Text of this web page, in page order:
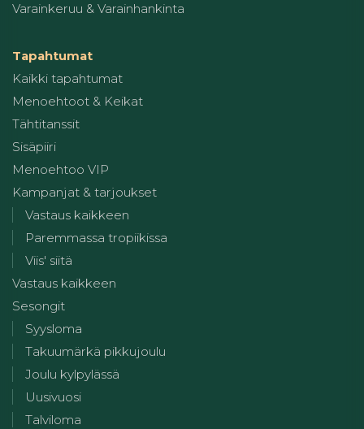
Varainkeruu & Varainhankinta
Tapahtumat
Kaikki tapahtumat
Menoehtoot & Keikat
Tähtitanssit
Sisäpiiri
Menoehtoo VIP
Kampanjat & tarjoukset
Vastaus kaikkeen
Paremmassa tropiikissa
Viis' siitä
Vastaus kaikkeen
Sesongit
Syysloma
Takuumärkä pikkujoulu
Joulu kylpylässä
Uusivuosi
Talviloma